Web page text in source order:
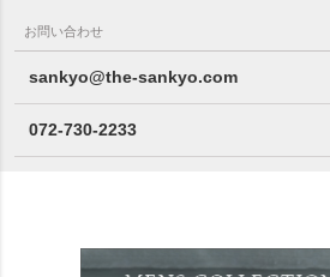
お問い合わせ
sankyo@the-sankyo.com
072-730-2233